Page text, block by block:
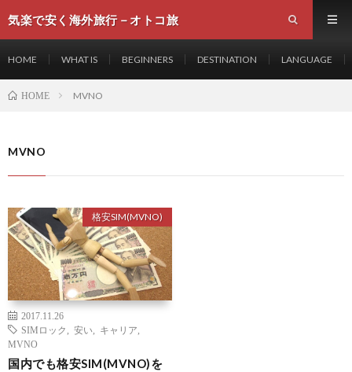
気楽で安く海外旅行－オトコ旅
HOME WHAT IS BEGINNERS DESTINATION LANGUAGE
HOME MVNO
MVNO
格安SIM(MVNO)
2017.11.26
SIMロック
安い キャリア
MVNO
国内でも格安SIM(MVNO)を